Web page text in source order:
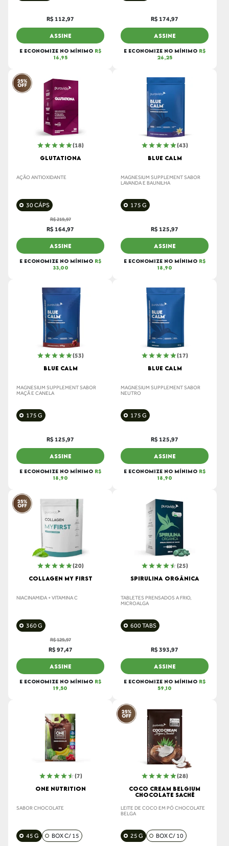
R$ 112,97
ASSINE
E ECONOMIZE NO MÍNIMO R$
16,95
R$ 174,97
ASSINE
E ECONOMIZE NO MÍNIMO R$
26,25
(18)
GLUTATIONA
AÇÃO ANTIOXIDANTE
30 CÁPS
R$ 219,97
R$ 164,97
ASSINE
E ECONOMIZE NO MÍNIMO R$
33,00
(43)
BLUE CALM
MAGNESIUM SUPPLEMENT SABOR
LAVANDA E BAUNILHA
175 G
R$ 125,97
ASSINE
E ECONOMIZE NO MÍNIMO R$
18,90
(53)
BLUE CALM
MAGNESIUM SUPPLEMENT SABOR
MAÇÃ E CANELA
175 G
R$ 125,97
ASSINE
E ECONOMIZE NO MÍNIMO R$
18,90
(17)
BLUE CALM
MAGNESIUM SUPPLEMENT SABOR
NEUTRO
175 G
R$ 125,97
ASSINE
E ECONOMIZE NO MÍNIMO R$
18,90
(20)
COLLAGEN MY FIRST
NIACINAMIDA + VITAMINA C
360 G
R$ 129,97
R$ 97,47
ASSINE
E ECONOMIZE NO MÍNIMO R$
19,50
(25)
SPIRULINA ORGÂNICA
TABLETES PRENSADOS A FRIO,
MICROALGA
600 TABS
R$ 393,97
ASSINE
E ECONOMIZE NO MÍNIMO R$
59,10
(7)
ONE NUTRITION
SABOR CHOCOLATE
45 G BOX C/ 15
(28)
COCO CREAM BELGIUM
CHOCOLATE SACHÊ
LEITE DE COCO EM PÓ CHOCOLATE
BELGA
25 G BOX C/ 10